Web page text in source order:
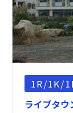
1R/1K/
ライブタ